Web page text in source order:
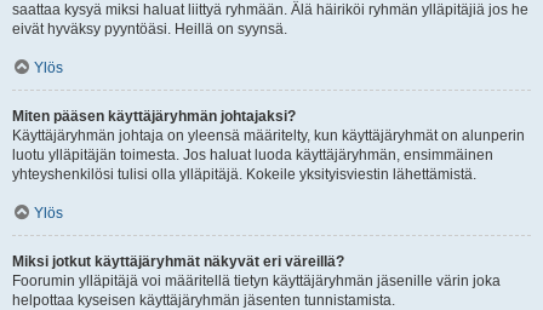
saattaa kysyä miksi haluat liittyä ryhmään. Älä häiriköi ryhmän ylläpitäjiä jos he
eivät hyväksy pyyntöäsi. Heillä on syynsä.
Ylös
Miten pääsen käyttäjäryhmän johtajaksi?
Käyttäjäryhmän johtaja on yleensä määritelty, kun käyttäjäryhmät on alunperin
luotu ylläpitäjän toimesta. Jos haluat luoda käyttäjäryhmän, ensimmäinen
yhteyshenkilösi tulisi olla ylläpitäjä. Kokeile yksityisviestin lähettämistä.
Ylös
Miksi jotkut käyttäjäryhmät näkyvät eri väreillä?
Foorumin ylläpitäjä voi määritellä tietyn käyttäjäryhmän jäsenille värin joka
helpottaa kyseisen käyttäjäryhmän jäsenten tunnistamista.